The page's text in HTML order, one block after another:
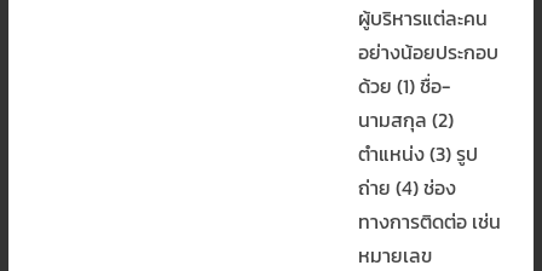
ผู้บริหารแต่ละคน
อย่างน้อยประกอบ
ด้วย (1) ชื่อ-
นามสกุล (2)
ตำแหน่ง (3) รูป
ถ่าย (4) ช่อง
ทางการติดต่อ เช่น
หมายเลข